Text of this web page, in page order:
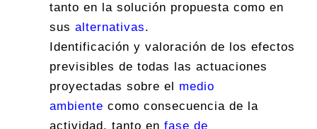
tanto en la solución propuesta como en
sus alternativas.
Identificación y valoración de los efectos
previsibles de todas las actuaciones
proyectadas sobre el medio
ambiente como consecuencia de la
actividad, tanto en fase de